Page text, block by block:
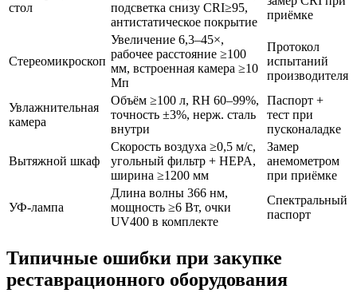
стол
подсветка снизу CRI≥95,
антистатическое покрытие
приёмке
Стереомикроскоп
Увеличение 6,3–45×,
рабочее расстояние ≥100
мм, встроенная камера ≥10
Мп
Протокол
испытаний
производителя
Увлажнительная
камера
Объём ≥100 л, RH 60–99%,
точность ±3%, нерж. сталь
внутри
Паспорт +
тест при
пусконаладке
Вытяжной шкаф
Скорость воздуха ≥0,5 м/с,
угольный фильтр + HEPA,
ширина ≥1200 мм
Замер
анемометром
при приёмке
УФ-лампа
Длина волны 366 нм,
мощность ≥6 Вт, очки
UV400 в комплекте
Спектральный
паспорт
Типичные ошибки при закупке
реставрационного оборудования